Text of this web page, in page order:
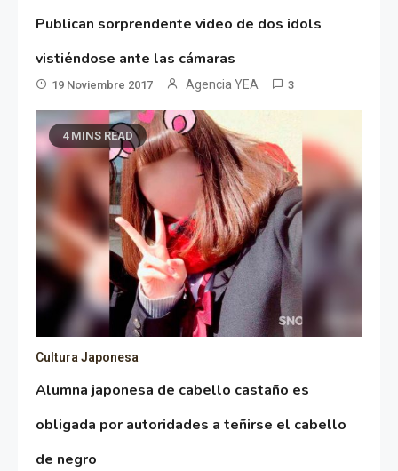
Publican sorprendente video de dos idols
vistiéndose ante las cámaras
19 Noviembre 2017 Agencia YEA 3
4 MINS READ
Cultura Japonesa
Alumna japonesa de cabello castaño es
obligada por autoridades a teñirse el cabello
de negro